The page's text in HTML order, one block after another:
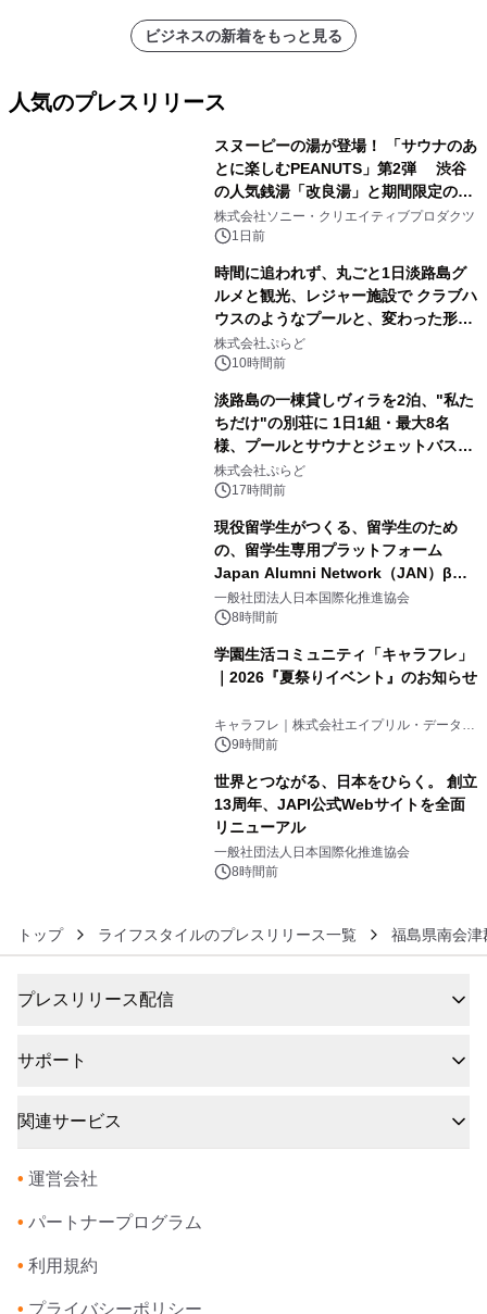
ビジネスの新着をもっと見る
人気のプレスリリース
スヌーピーの湯が登場！ 「サウナのあ
とに楽しむPEANUTS」第2弾 渋谷
の人気銭湯「改良湯」と期間限定のコ
ラボレーション サウナイキタイコラ
ボグッズも発売決定！
株式会社ソニー・クリエイティブプロダクツ
1日前
時間に追われず、丸ごと1日淡路島グ
ルメと観光、レジャー施設で クラブハ
ウスのようなプールと、変わった形の
サウナも 「THE BOXY AWAJI」のお
得な素泊まり連泊プランで
株式会社ぷらど
10時間前
淡路島の一棟貸しヴィラを2泊、"私た
ちだけ"の別荘に 1日1組・最大8名
様、プールとサウナとジェットバス付
きで Villa Mon Temps AWAJIの連泊
素泊りプラン
株式会社ぷらど
17時間前
現役留学生がつくる、留学生のため
の、留学生専用プラットフォーム
Japan Alumni Network（JAN）β版
をリリース
一般社団法人日本国際化推進協会
8時間前
学園生活コミュニティ「キャラフレ」
｜2026『夏祭りイベント』のお知らせ
キャラフレ｜株式会社エイプリル・データ・
デザインズ
9時間前
世界とつながる、日本をひらく。 創立
13周年、JAPI公式Webサイトを全面
リニューアル
一般社団法人日本国際化推進協会
8時間前
トップ ライフスタイルのプレスリリース一覧 福島県南会津
プレスリリース配信
サポート
関連サービス
• 運営会社
• パートナープログラム
• 利用規約
• プライバシーポリシー